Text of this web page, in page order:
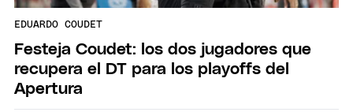
EDUARDO COUDET
Festeja Coudet: los dos jugadores que
recupera el DT para los playoffs del
Apertura